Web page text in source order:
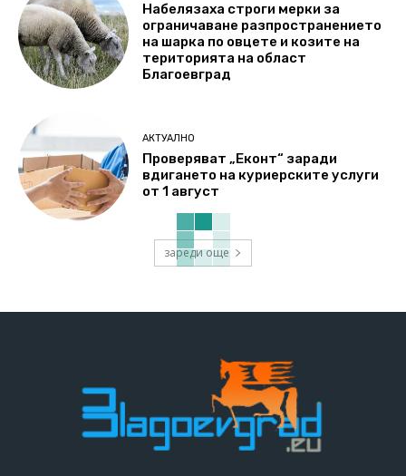
Набелязаха строги мерки за
ограничаване разпространението
на шарка по овцете и козите на
територията на област
Благоевград
АКТУАЛНО
Проверяват „Еконт“ заради
вдигането на куриерските услуги
от 1 август
зареди още